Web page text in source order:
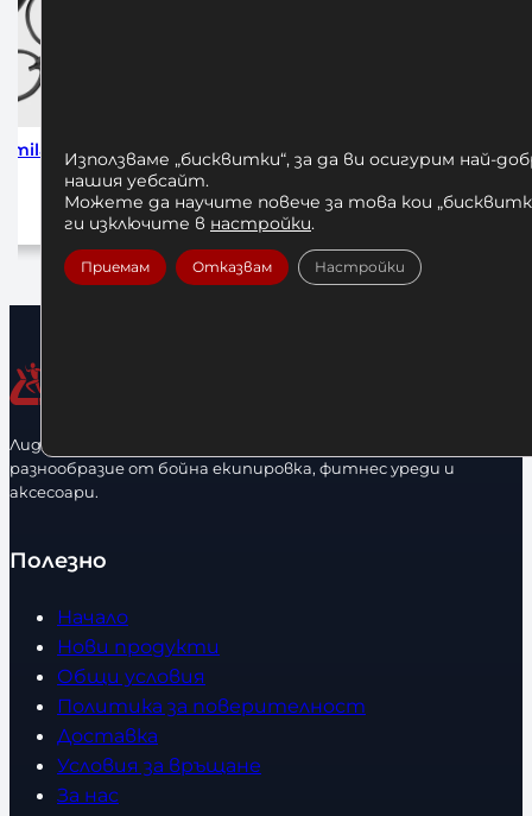
Venum Lineup Football Series
Official
30,00€ / 58,67 лв.
Лидерфитнес е водещ вносител и представител на голямо
разнообразие от бойна екипировка, фитнес уреди и
аксесоари.
Полезно
Начало
Нови продукти
Общи условия
Политика за поверителност
Доставка
Условия за връщане
За нас
Използваме „бисквитки“, за да ви осигурим най-
нашия уебсайт.
Можете да научите повече за това кои
ги изключите в настройки.
Приемам Отказвам Настройки